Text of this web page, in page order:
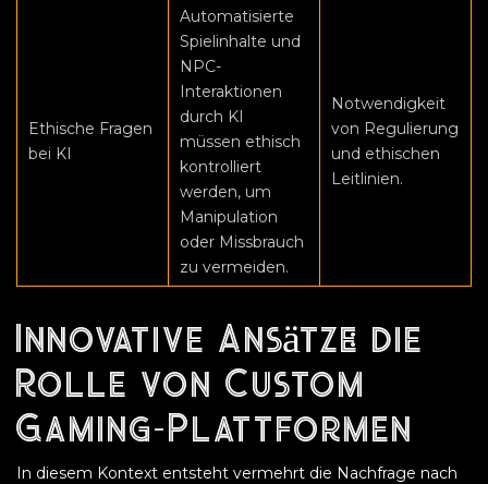
Ethische Fragen
bei KI
Automatisierte
Spielinhalte und
NPC-
Interaktionen
durch KI
müssen ethisch
kontrolliert
werden, um
Manipulation
oder Missbrauch
zu vermeiden.
Notwendigkeit
von Regulierung
und ethischen
Leitlinien.
Innovative Ansätze: die
Rolle von Custom
Gaming-Plattformen
In diesem Kontext entsteht vermehrt die Nachfrage nach